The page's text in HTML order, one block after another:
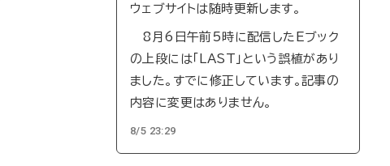
ウェブサイトは随時更新します。
8月6日午前5時に配信したEブック
の上段には「LAST」という誤植があり
ました。すでに修正しています。記事の
内容に変更はありません。
8/5 23:29